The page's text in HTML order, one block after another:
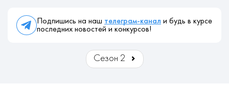
Подпишись на наш телеграм-канал и будь в курсе
последних новостей и конкурсов!
Сезон 2